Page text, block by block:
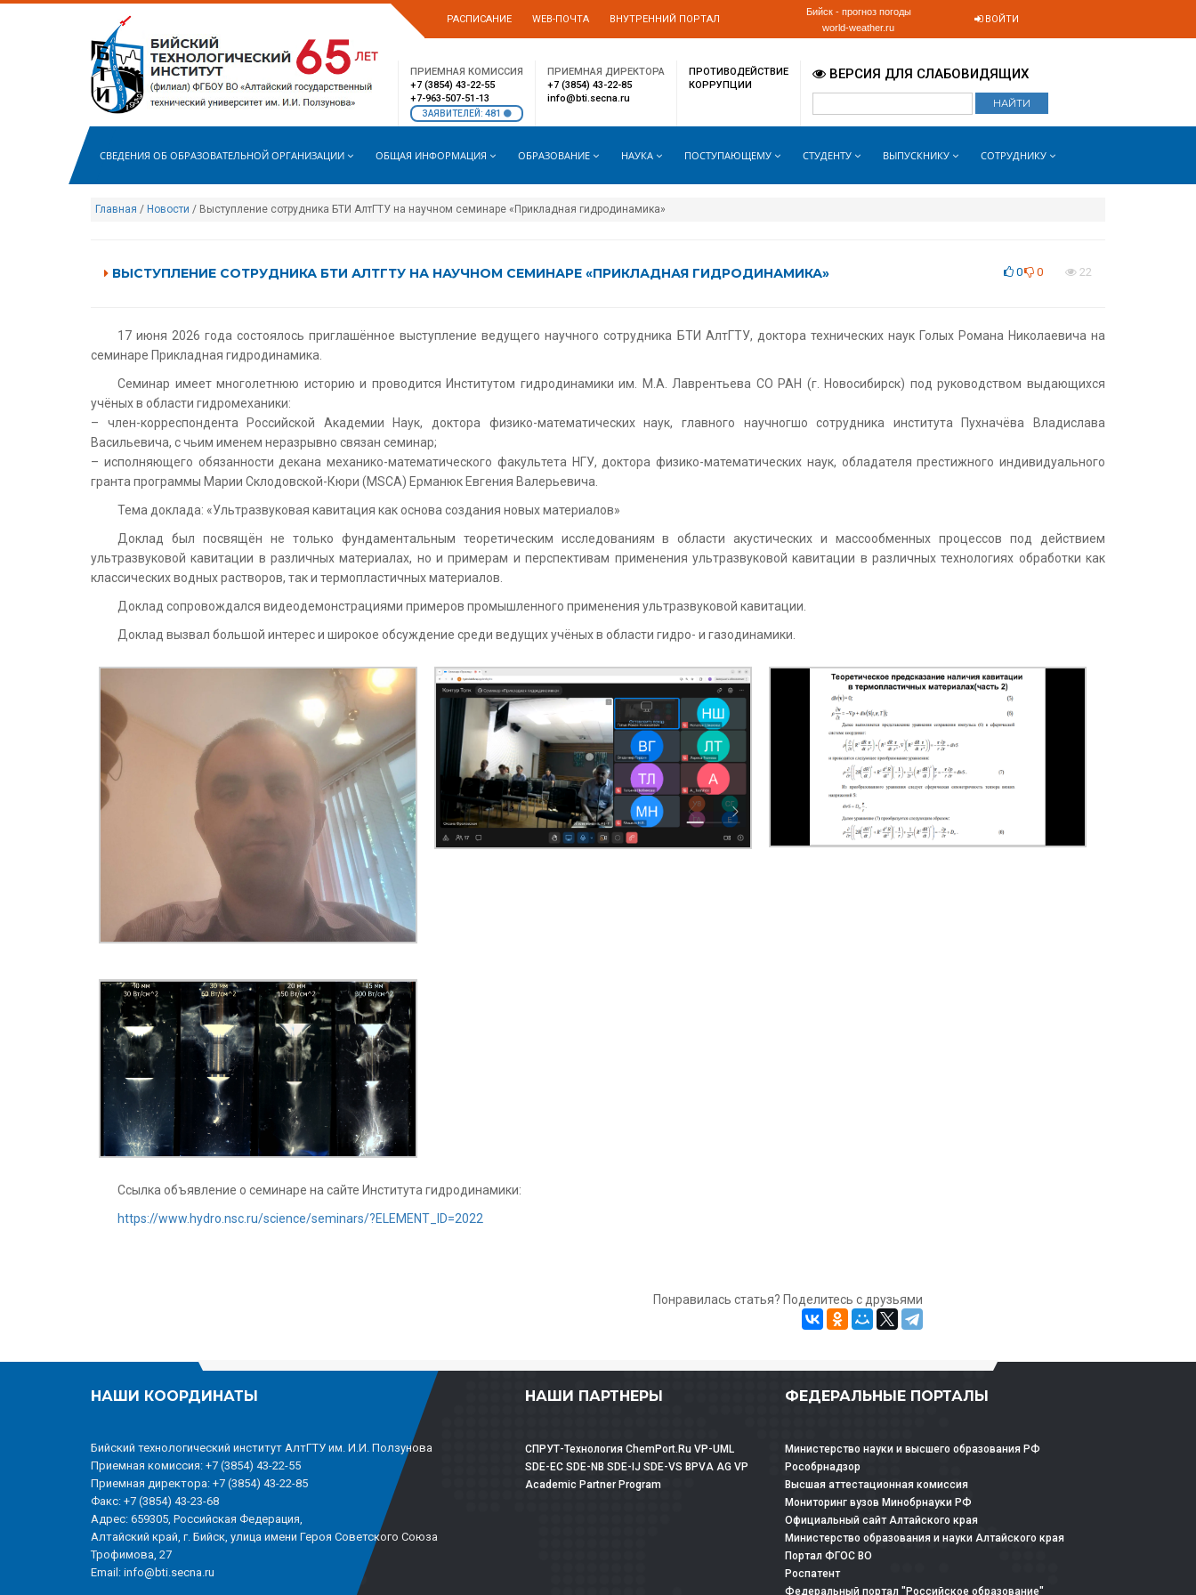
РАСПИСАНИЕ WEB-ПОЧТА ВНУТРЕННИЙ ПОРТАЛ
Бийск - прогноз погоды
world-weather.ru
ВОЙТИ
ПРИЕМНАЯ КОМИССИЯ
+7 (3854) 43-22-55
+7-963-507-51-13
ЗАЯВИТЕЛЕЙ: 481
ПРИЕМНАЯ ДИРЕКТОРА
+7 (3854) 43-22-85
info@bti.secna.ru
ПРОТИВОДЕЙСТВИЕ
КОРРУПЦИИ
ВЕРСИЯ ДЛЯ СЛАБОВИДЯЩИХ
СВЕДЕНИЯ ОБ ОБРАЗОВАТЕЛЬНОЙ ОРГАНИЗАЦИИ ОБЩАЯ ИНФОРМАЦИЯ ОБРАЗОВАНИЕ НАУКА ПОСТУПАЮЩЕМУ СТУДЕНТУ ВЫПУСКНИКУ СОТРУДНИКУ
Главная / Новости / Выступление сотрудника БТИ АлтГТУ на научном семинаре «Прикладная гидродинамика»
ВЫСТУПЛЕНИЕ СОТРУДНИКА БТИ АЛТГТУ НА НАУЧНОМ СЕМИНАРЕ «ПРИКЛАДНАЯ ГИДРОДИНАМИКА» 0 0 22
17 июня 2026 года состоялось приглашённое выступление ведущего научного сотрудника БТИ АлтГТУ, доктора технических наук Голых Романа Николаевича на
семинаре Прикладная гидродинамика.
Семинар имеет многолетнюю историю и проводится Институтом гидродинамики им. М.А. Лаврентьева СО РАН (г. Новосибирск) под руководством выдающихся
учёных в области гидромеханики:
– член-корреспондента Российской Академии Наук, доктора физико-математических наук, главного научногшо сотрудника института Пухначёва Владислава
Васильевича, с чьим именем неразрывно связан семинар;
– исполняющего обязанности декана механико-математического факультета НГУ, доктора физико-математических наук, обладателя престижного индивидуального
гранта программы Марии Склодовской-Кюри (MSCA) Ерманюк Евгения Валерьевича.
Тема доклада: «Ультразвуковая кавитация как основа создания новых материалов»
Доклад был посвящён не только фундаментальным теоретическим исследованиям в области акустических и массообменных процессов под действием
ультразвуковой кавитации в различных материалах, но и примерам и перспективам применения ультразвуковой кавитации в различных технологиях обработки как
классических водных растворов, так и термопластичных материалов.
Доклад сопровождался видеодемонстрациями примеров промышленного применения ультразвуковой кавитации.
Доклад вызвал большой интерес и широкое обсуждение среди ведущих учёных в области гидро- и газодинамики.
Ссылка объявление о семинаре на сайте Института гидродинамики:
https://www.hydro.nsc.ru/science/seminars/?ELEMENT_ID=2022
Понравилась статья? Поделитесь с друзьями
НАШИ КООРДИНАТЫ
Бийский технологический институт АлтГТУ им. И.И. Ползунова
Приемная комиссия: +7 (3854) 43-22-55
Приемная директора: +7 (3854) 43-22-85
Факс: +7 (3854) 43-23-68
Адрес: 659305, Российская Федерация,
Алтайский край, г. Бийск, улица имени Героя Советского Союза
Трофимова, 27
Email: info@bti.secna.ru
НАШИ ПАРТНЕРЫ
СПРУТ-Технология ChemPort.Ru VP-UML
SDE-EC SDE-NB SDE-IJ SDE-VS BPVA AG VP
Academic Partner Program
ФЕДЕРАЛЬНЫЕ ПОРТАЛЫ
Министерство науки и высшего образования РФ
Рособрнадзор
Высшая аттестационная комиссия
Мониторинг вузов Минобрнауки РФ
Официальный сайт Алтайского края
Министерство образования и науки Алтайского края
Портал ФГОС ВО
Роспатент
Федеральный портал "Российское образование"